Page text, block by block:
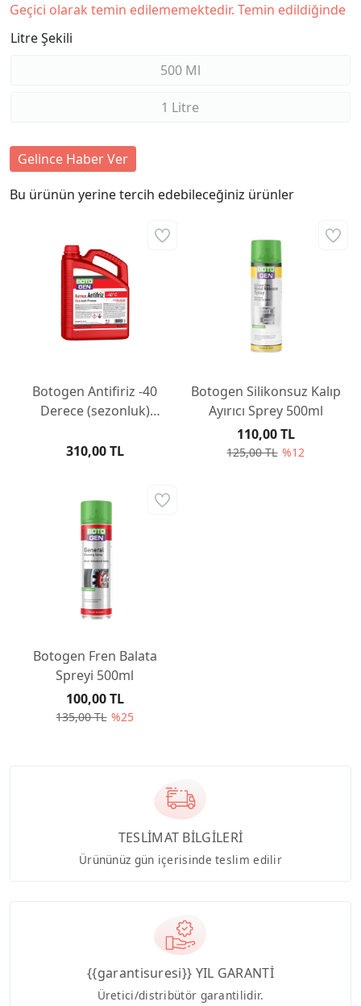
Geçici olarak temin edilememektedir. Temin edildiğinde
Litre Şekili
500 Ml
1 Litre
Gelince Haber Ver
Bu ürünün yerine tercih edebileceğiniz ürünler
Botogen Antifiriz -40
Derece (sezonluk)
310,00 TL
Botogen Silikonsuz Kalıp
Ayırıcı Sprey 500ml
125,00 TL %12
110,00 TL
Botogen Fren Balata
Spreyi 500ml
135,00 TL %25
100,00 TL
TESLİMAT BİLGİLERİ
Ürününüz gün içerisinde teslim edilir
{{garantisuresi}} YIL GARANTİ
Üretici/distribütör garantilidir.